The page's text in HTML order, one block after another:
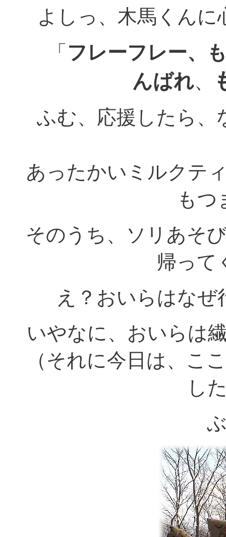
よしっ、木馬くん
「 フレーフレー、
んばれ、
ふむ、応援したら、
あったかいミルクテ
もつ
そのうち、ソリあそ
帰って
え？おいらはな
いやなに、おいらは
（それに今日は、こ
し